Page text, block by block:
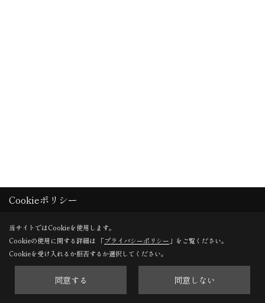
コンセント・スイッチ・照明位置確認
Cookieポリシー
当サイトではCookieを使用します。
Cookieの使用に関する詳細は 「プライバシーポリシー 」をご覧ください。
Cookieを受け入れるか拒否するか選択してください。
同意する 同意しない